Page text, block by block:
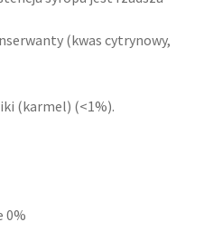
(kwas cytrynowy,
(karmel) (<1%).
0%